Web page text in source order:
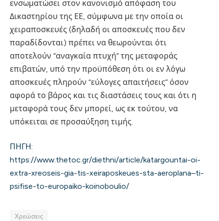
ενσωματώσει στον κανονισμό απόφαση του
Δικαστηρίου της ΕΕ, σύμφωνα με την οποία οι
χειραποσκευές (δηλαδή οι αποσκευές που δεν
παραδίδονται) πρέπει να θεωρούνται ότι
αποτελούν “αναγκαία πτυχή” της μεταφοράς
επιβατών, υπό την προϋπόθεση ότι οι εν λόγω
αποσκευές πληρούν “εύλογες απαιτήσεις” όσον
αφορά το βάρος και τις διαστάσεις τους και ότι η
μεταφορά τους δεν μπορεί, ως εκ τούτου, να
υπόκειται σε προσαύξηση τιμής.
ΠΗΓΗ:
https://www.thetoc.gr/diethni/article/katargountai-oi-
extra-xreoseis-gia-tis-xeiraposkeues-sta-aeroplana–ti-
psifise-to-europaiko-koinoboulio/
Χρεώσεις